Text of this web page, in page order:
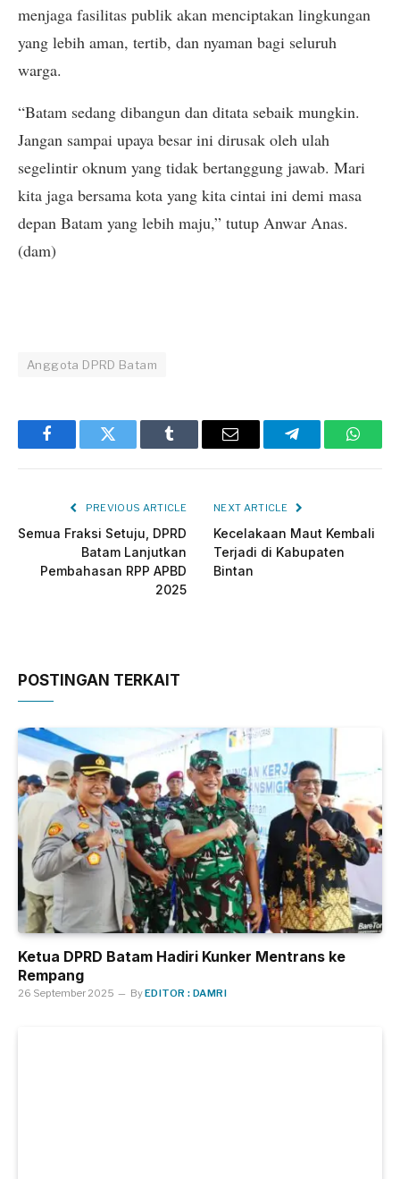
menjaga fasilitas publik akan menciptakan lingkungan
yang lebih aman, tertib, dan nyaman bagi seluruh
warga.
“Batam sedang dibangun dan ditata sebaik mungkin.
Jangan sampai upaya besar ini dirusak oleh ulah
segelintir oknum yang tidak bertanggung jawab. Mari
kita jaga bersama kota yang kita cintai ini demi masa
depan Batam yang lebih maju,” tutup Anwar Anas.
(dam)
Anggota DPRD Batam
FacebookTwitter Tumblr Email Telegram
PREVIOUS ARTICLE
Semua Fraksi Setuju, DPRD
Batam Lanjutkan
Pembahasan RPP APBD
2025
NEXT ARTICLE
Kecelakaan Maut Kembali
Terjadi di Kabupaten
Bintan
POSTINGAN TERKAIT
Ketua DPRD Batam Hadiri Kunker Mentrans ke
Rempang
26 September 2025 ByEDITOR : DAMRI